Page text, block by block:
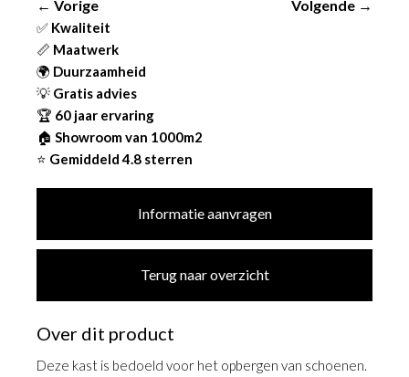
← Vorige Volgende →
✅ Kwaliteit
📏 Maatwerk
🌍 Duurzaamheid
💡 Gratis advies
🏆 60 jaar ervaring
🏠 Showroom van 1000m2
⭐ Gemiddeld 4.8 sterren
Informatie aanvragen
Terug naar overzicht
Over dit product
Deze kast is bedoeld voor het opbergen van schoenen.